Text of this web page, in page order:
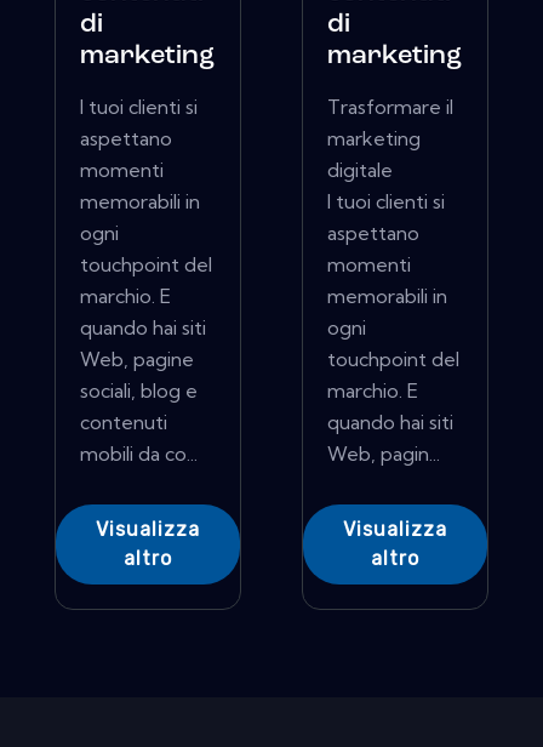
di
marketing
I tuoi clienti si
aspettano
momenti
memorabili in
ogni
touchpoint del
marchio. E
quando hai siti
Web, pagine
sociali, blog e
contenuti
mobili da co...
Visualizza
altro
di
marketing
Trasformare il
marketing
digitale
I tuoi clienti si
aspettano
momenti
memorabili in
ogni
touchpoint del
marchio. E
quando hai siti
Web, pagin...
Visualizza
altro